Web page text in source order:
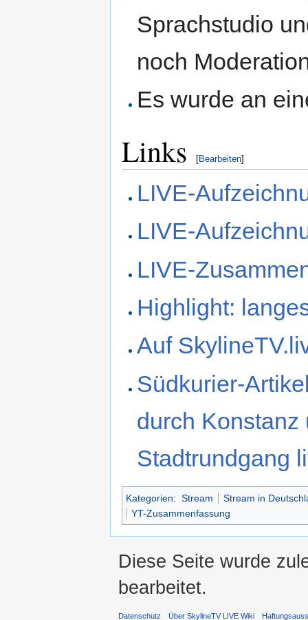
Sprachstudio
noch
Es wurde an
Links [Bearbeiten]
LIVE-
LIVE-
LIVE-
Highlight:
Auf
Südkurier-
durch Konstanz
Stadtrundgang
Kategorien: Stream
Stream in
YT-Zusammenfassung
Diese Seite wurde
bearbeitet.
Datenschutz Über SkylineTV LIVE Wiki